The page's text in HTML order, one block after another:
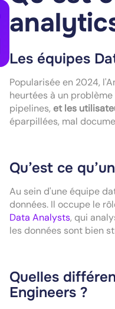
Les équipes
Popularisée en 2024,
heurtées à un
pipelines, et les
éparpillées, mal
Qu’est ce
Au sein d'une équipe
données. Il occupe le
Data Analysts, qui
les données sont bien
Quelles
Engineers ?